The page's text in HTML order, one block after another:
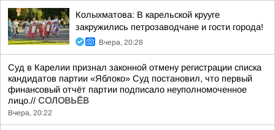
Колыхматова: В карельской крууге
закружились петрозаводчане и гости города!
Вчера, 20:28
Суд в Карелии признал законной отмену регистрации списка
кандидатов партии «Яблоко» Суд постановил, что первый
финансовый отчёт партии подписало неуполномоченное
лицо.// СОЛОВЬЁВ
Вчера, 20:22